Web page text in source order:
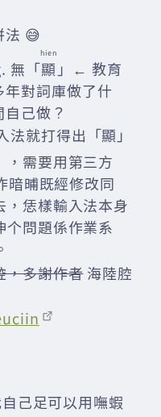
法 😅
無「顯
hien
」← 教育
對詞庫做了什
己做？
法就打得出「顯」
，需要用第三方
暗晡既經修改同
，恁樣輸入法本身
个問題係作業系
，多謝作者海陸腔
己足可以用嘸蝦